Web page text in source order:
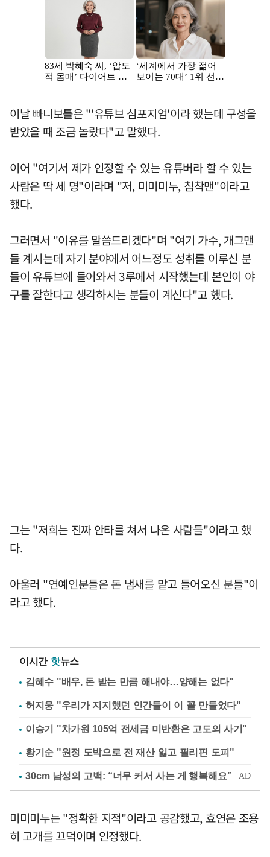
이날 빠니보틀은 "'유튜브 심포지엄'이라 했는데 구성을
받았을 때 조금 놀랐다"고 말했다.
이어 "여기서 제가 인정할 수 있는 유튜버라 할 수 있는
사람은 딱 세 명"이라며 "저, 미미미누, 침착맨"이라고
했다.
그러면서 "이유를 말씀드리겠다"며 "여기 가수, 개그맨
들 계시는데 자기 분야에서 어느정도 성취를 이루신 분
들이 유튜브에 들어와서 3루에서 시작했는데 본인이 야
구를 잘한다고 생각하시는 분들이 계신다"고 했다.
그는 "저희는 진짜 안타를 쳐서 나온 사람들"이라고 했
다.
아울러 "연예인분들은 돈 냄새를 맡고 들어오신 분들"이
라고 했다.
이시간 핫뉴스
김혜수 "배우, 돈 받는 만큼 해내야…양해는 없다"
허지웅 "우리가 지지했던 인간들이 이 꼴 만들었다"
이승기 "차가원 105억 전세금 미반환은 고도의 사기"
황기순 "원정 도박으로 전 재산 잃고 필리핀 도피"
미미미누는 "정확한 지적"이라고 공감했고, 효연은 조용
히 고개를 끄덕이며 인정했다.